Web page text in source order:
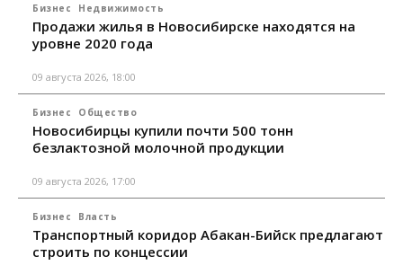
Бизнес Недвижимость
Продажи жилья в Новосибирске находятся на
уровне 2020 года
09 августа 2026, 18:00
Бизнес Общество
Новосибирцы купили почти 500 тонн
безлактозной молочной продукции
09 августа 2026, 17:00
Бизнес Власть
Транспортный коридор Абакан-Бийск предлагают
строить по концессии